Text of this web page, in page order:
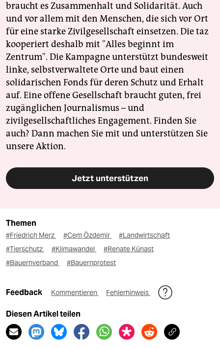
braucht es Zusammenhalt und Solidarität. Auch
und vor allem mit den Menschen, die sich vor Ort
für eine starke Zivilgesellschaft einsetzen. Die taz
kooperiert deshalb mit "Alles beginnt im
Zentrum". Die Kampagne unterstützt bundesweit
linke, selbstverwaltete Orte und baut einen
solidarischen Fonds für deren Schutz und Erhalt
auf. Eine offene Gesellschaft braucht guten, frei
zugänglichen Journalismus – und
zivilgesellschaftliches Engagement. Finden Sie
auch? Dann machen Sie mit und unterstützen Sie
unsere Aktion.
Jetzt unterstützen
Themen
#Friedrich Merz #Cem Özdemir
#Landwirtschaft
#Tierschutz
#Klimawandel
#Renate Künast
#Bauernverband
#Bauernprotest
Feedback Kommentieren Fehlerhinweis
Diesen Artikel teilen